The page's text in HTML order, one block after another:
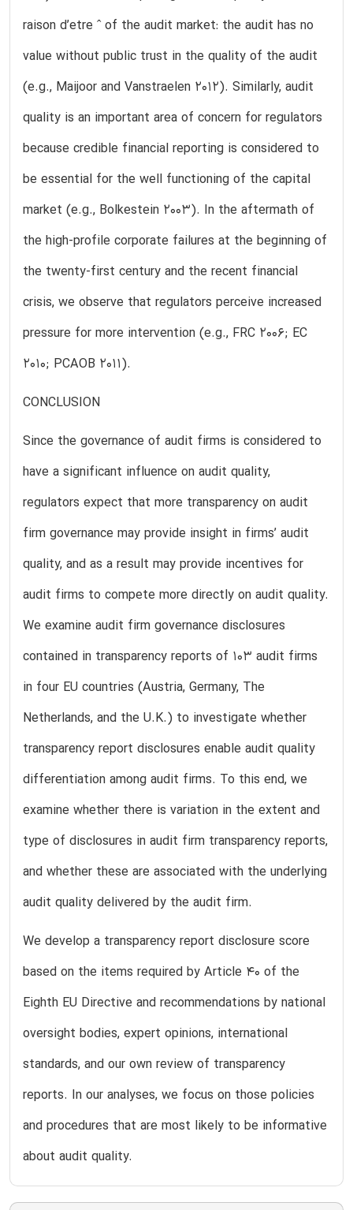
raison d’etre ˆ of the audit market: the audit has no
value without public trust in the quality of the audit
(e.g., Maijoor and Vanstraelen 2012). Similarly, audit
quality is an important area of concern for regulators
because credible financial reporting is considered to
be essential for the well functioning of the capital
market (e.g., Bolkestein 2003). In the aftermath of
the high-profile corporate failures at the beginning of
the twenty-first century and the recent financial
crisis, we observe that regulators perceive increased
pressure for more intervention (e.g., FRC 2006; EC
2010; PCAOB 2011).
CONCLUSION
Since the governance of audit firms is considered to
have a significant influence on audit quality,
regulators expect that more transparency on audit
firm governance may provide insight in firms’ audit
quality, and as a result may provide incentives for
audit firms to compete more directly on audit quality.
We examine audit firm governance disclosures
contained in transparency reports of 103 audit firms
in four EU countries (Austria, Germany, The
Netherlands, and the U.K.) to investigate whether
transparency report disclosures enable audit quality
differentiation among audit firms. To this end, we
examine whether there is variation in the extent and
type of disclosures in audit firm transparency reports,
and whether these are associated with the underlying
audit quality delivered by the audit firm.
We develop a transparency report disclosure score
based on the items required by Article 40 of the
Eighth EU Directive and recommendations by national
oversight bodies, expert opinions, international
standards, and our own review of transparency
reports. In our analyses, we focus on those policies
and procedures that are most likely to be informative
about audit quality.